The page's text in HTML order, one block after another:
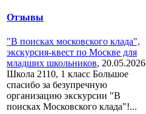
Отзывы
"В поисках московского клада",
экскурсия-квест по Москве для
младших школьников, 20.05.2026
Школа 2110, 1 класс Большое
спасибо за безупречную
организацию экскурсии "В
поисках Московского клада"!...